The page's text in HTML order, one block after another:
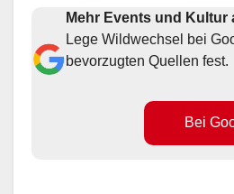
Mehr Events und Kultur
Lege Wildwechsel bei
bevorzugten Quellen fest.
Bei